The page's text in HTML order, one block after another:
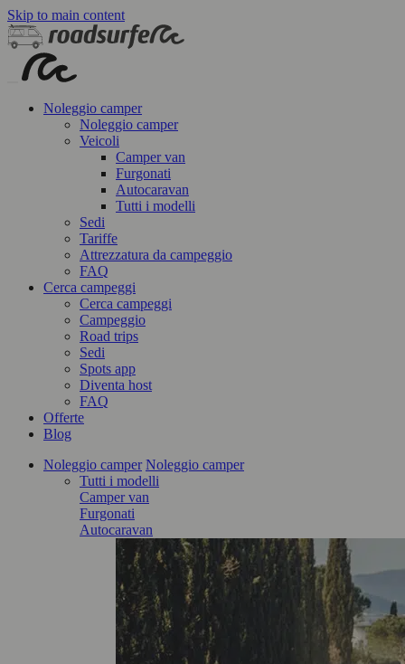
Skip to main content
Noleggio camper
Noleggio camper
Veicoli
Camper van
Furgonati
Autocaravan
Tutti i modelli
Sedi
Tariffe
Attrezzatura da campeggio
FAQ
Cerca campeggi
Cerca campeggi
Campeggio
Road trips
Sedi
Spots app
Diventa host
FAQ
Offerte
Blog
Noleggio camper Noleggio camper
Tutti i modelli
Camper van
Furgonati
Autocaravan